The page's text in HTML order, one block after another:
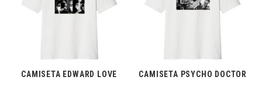
CAMISETA EDWARD LOVE CAMISETA PSYCHO DOCTOR